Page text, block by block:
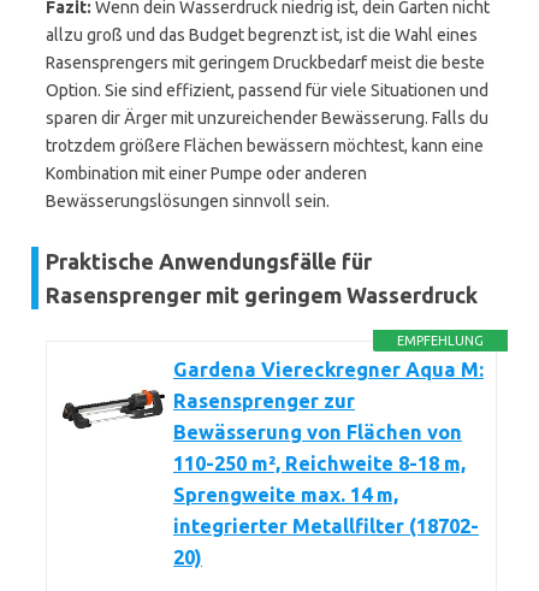
Fazit: Wenn dein Wasserdruck niedrig ist, dein Garten nicht
allzu groß und das Budget begrenzt ist, ist die Wahl eines
Rasensprengers mit geringem Druckbedarf meist die beste
Option. Sie sind effizient, passend für viele Situationen und
sparen dir Ärger mit unzureichender Bewässerung. Falls du
trotzdem größere Flächen bewässern möchtest, kann eine
Kombination mit einer Pumpe oder anderen
Bewässerungslösungen sinnvoll sein.
Praktische Anwendungsfälle für
Rasensprenger mit geringem Wasserdruck
EMPFEHLUNG
Gardena Viereckregner Aqua M:
Rasensprenger zur
Bewässerung von Flächen von
110-250 m², Reichweite 8-18 m,
Sprengweite max. 14 m,
integrierter Metallfilter (18702-
20)